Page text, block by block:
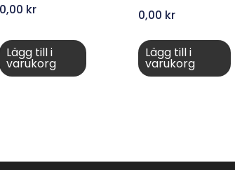
0,00 kr
Lägg till i
varukorg
0,00 kr
Lägg till i
varukorg